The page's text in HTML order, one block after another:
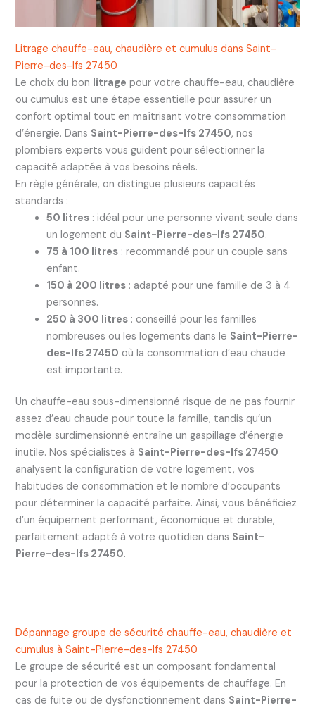
Litrage chauffe-eau, chaudière et cumulus dans Saint-
Pierre-des-Ifs 27450
Le choix du bon litrage pour votre chauffe-eau, chaudière
ou cumulus est une étape essentielle pour assurer un
confort optimal tout en maîtrisant votre consommation
d’énergie. Dans Saint-Pierre-des-Ifs 27450, nos
plombiers experts vous guident pour sélectionner la
capacité adaptée à vos besoins réels.
En règle générale, on distingue plusieurs capacités
standards :
50 litres: idéal pour une personne vivant seule dans
un logement du Saint-Pierre-des-Ifs 27450.
75 à 100 litres: recommandé pour un couple sans
enfant.
150 à 200 litres: adapté pour une famille de 3 à 4
personnes.
250 à 300 litres: conseillé pour les familles
nombreuses ou les logements dans le Saint-Pierre-
des-Ifs 27450 où la consommation d’eau chaude
est importante.
Un chauffe-eau sous-dimensionné risque de ne pas fournir
assez d’eau chaude pour toute la famille, tandis qu’un
modèle surdimensionné entraîne un gaspillage d’énergie
inutile. Nos spécialistes à Saint-Pierre-des-Ifs 27450
analysent la configuration de votre logement, vos
habitudes de consommation et le nombre d’occupants
pour déterminer la capacité parfaite. Ainsi, vous bénéficiez
d’un équipement performant, économique et durable,
parfaitement adapté à votre quotidien dans Saint-
Pierre-des-Ifs 27450.
Dépannage groupe de sécurité chauffe-eau, chaudière et
cumulus à Saint-Pierre-des-Ifs 27450
Le groupe de sécurité est un composant fondamental
pour la protection de vos équipements de chauffage. En
cas de fuite ou de dysfonctionnement dans Saint-Pierre-